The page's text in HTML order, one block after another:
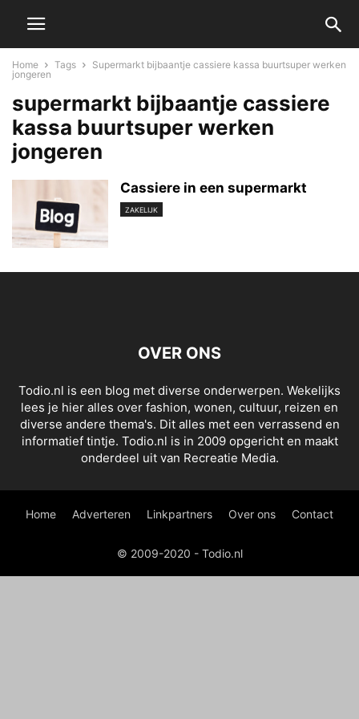
Home Tags
Supermarkt bijbaantje cassiere kassa buurtsuper werken
jongeren
supermarkt bijbaantje cassiere
kassa buurtsuper werken
jongeren
Cassiere in een supermarkt
ZAKELIJK
OVER ONS
Todio.nl is een blog met diverse onderwerpen. Wekelijks
lees je hier alles over fashion, wonen, cultuur, reizen en
diverse andere thema's. Dit alles met een verrassend en
informatief tintje. Todio.nl is in 2009 opgericht en maakt
onderdeel uit van Recreatie Media.
Home Adverteren Linkpartners Over ons Contact
© 2009-2020 - Todio.nl